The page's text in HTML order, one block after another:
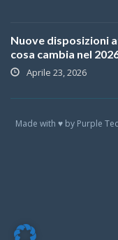
Nuove disposizioni
cosa cambia nel
Aprile 23, 2026
Made with ♥ by Purple